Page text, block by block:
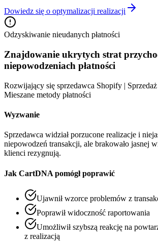
Dowiedz się o optymalizacji realizacji
Odzyskiwanie nieudanych płatności
Znajdowanie ukrytych strat
niepowodzeniach płatności
Rozwijający się sprzedawca Shopify |
Mieszane metody płatności
Wyzwanie
Sprzedawca widział porzucone realizacje i
niepowodzeń transakcji, ale brakowało jasnej
klienci rezygnują.
Jak CartDNA pomógł poprawić
Ujawnił wzorce problemów z
Poprawił widoczność raportowania
Umożliwił szybszą reakcję na
z realizacją